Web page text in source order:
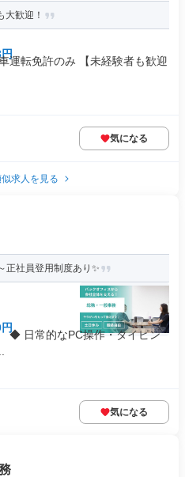
歓迎！
運転免許のみ 【未経験者も歓迎
気になる
求人を見る
正社員登用制度あり✨
◆ 日常的なPC操作・タイピン
気になる